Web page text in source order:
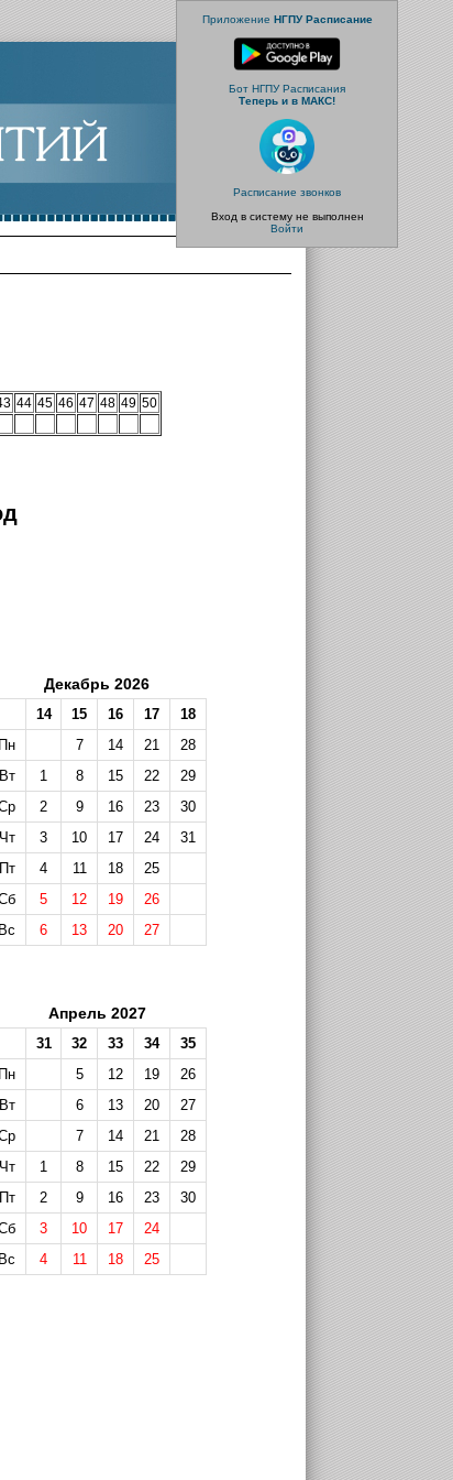
Приложение НГПУ Расписание
Бот НГПУ Расписания
Теперь и в МАКС!
Расписание звонков
Вход в систему не выполнен
Войти
44 45 46 47 48 49 50
Декабрь 2026
14 15 16 17
18
Пн
7 14 21
28
Вт
1 8 15 22
29
2 9 16 23
30
Чт
3 10 17 24
31
Пт
4 11 18
25
5 12 19
26
Вс
6 13 20 27
Апрель 2027
31 32 33 34
35
Пн
5 12 19
26
Вт
6 13 20
27
7 14 21
28
Чт
1 8 15 22
29
Пт
2 9 16 23
30
3 10 17
24
Вс
4 11 18 25